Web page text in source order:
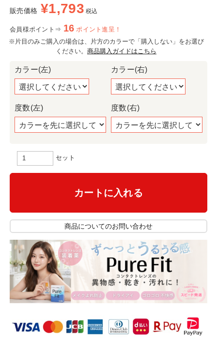
販売価格 ¥1,793 税込
会員様ポイント⇒ 16 ポイント進呈！
※片目のみご購入の場合は、片方のカラーで「購入しない」をお選び
ください。 商品購入ガイドはこちら
カラー(左)
度数(左)
カラー(右)
度数(右)
セット
カートに入れる
商品についてのお問い合わせ